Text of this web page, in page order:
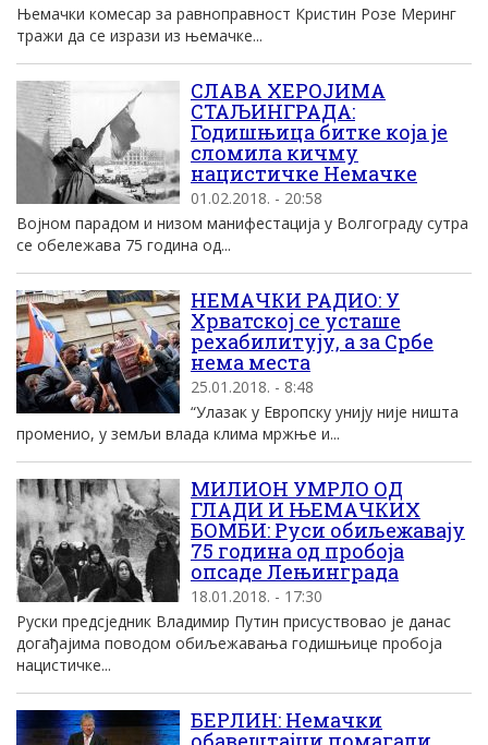
Њемачки комесар за равноправност Кристин Розе Меринг
тражи да се изрази из њемачке...
СЛАВА ХЕРОЈИМА
СТАЉИНГРАДА:
Годишњица битке која је
сломила кичму
нацистичке Немачке
01.02.2018. - 20:58
Војном парадом и низом манифестација у Волгограду сутра
се обележава 75 година од...
НЕМАЧКИ РАДИО: У
Хрватској се усташе
рехабилитују, а за Србе
нема места
25.01.2018. - 8:48
“Улазак у Европску унију није ништа
променио, у земљи влада клима мржње и...
МИЛИОН УМРЛО ОД
ГЛАДИ И ЊЕМАЧКИХ
БОМБИ: Руси обиљежавају
75 година од пробоја
опсаде Лењинграда
18.01.2018. - 17:30
Руски предсједник Владимир Путин присуствовао је данас
догађајима поводом обиљежавања годишњице пробоја
нацистичке...
БЕРЛИН: Немачки